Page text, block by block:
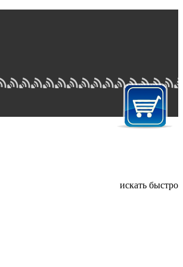
искать быстро